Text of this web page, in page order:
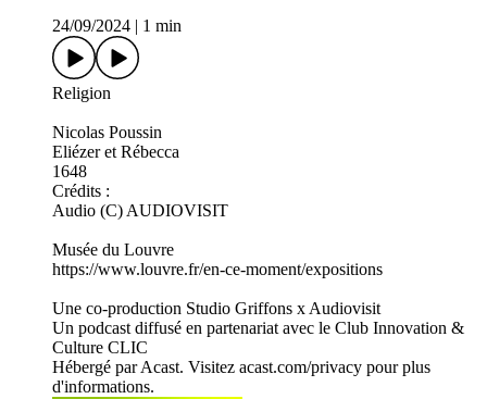
24/09/2024
1 min
Religion
Nicolas Poussin
Eliézer et Rébecca
1648
Crédits :
Audio (C) AUDIOVISIT
Musée du Louvre
https://www.louvre.fr/en-ce-moment/expositions
Une co-production Studio Griffons x Audiovisit
Un podcast diffusé en partenariat avec le Club Innovation &
Culture CLIC
Hébergé par Acast. Visitez acast.com/privacy pour plus
d'informations.